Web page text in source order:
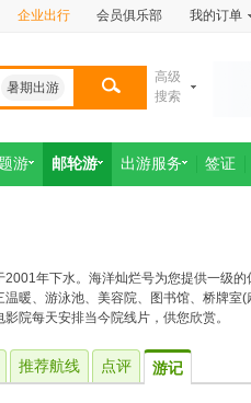
企业出行 会员俱乐部 我的订单
暑期出游
高级
搜索
游 邮轮游 出游服务 签证
年下水。海洋灿烂号为您提供一级
暖、游泳池、美容院、图书馆、桥牌室
院每天安排当今院线片，供您欣赏。
推荐航线 点评 游记